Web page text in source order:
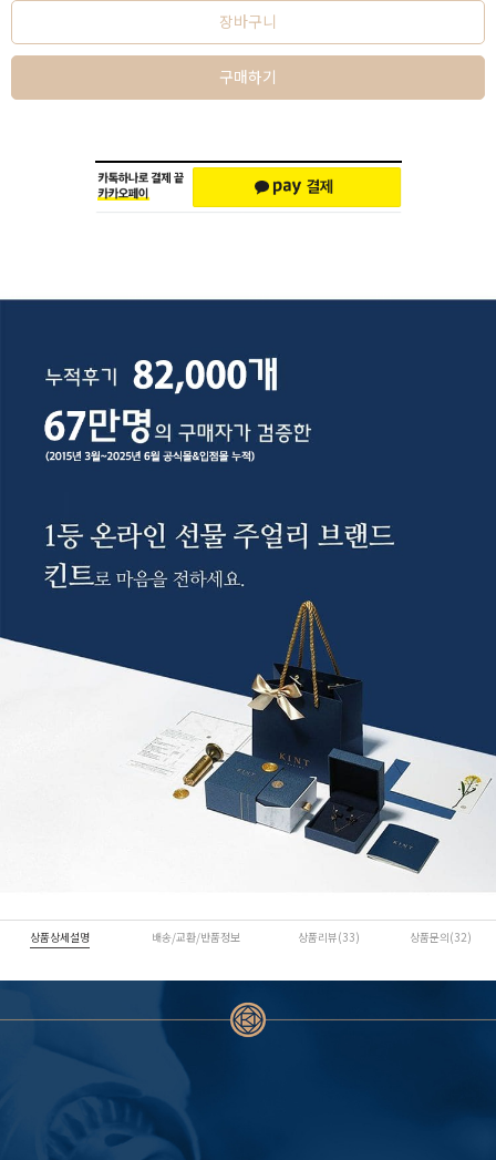
장바구니
구매하기
상품상세설명 배송/교환/반품정보 상품리뷰(33) 상품문의(32)